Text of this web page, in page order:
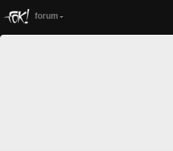
forum